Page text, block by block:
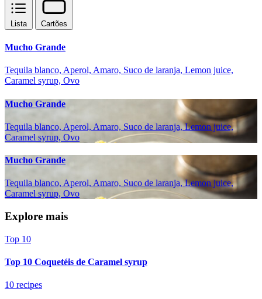
Lista Cartões
Mucho Grande
Tequila blanco, Aperol, Amaro, Suco de laranja, Lemon juice,
Caramel syrup, Ovo
Mucho Grande
Tequila blanco, Aperol, Amaro, Suco de laranja, Lemon juice,
Caramel syrup, Ovo
Mucho Grande
Tequila blanco, Aperol, Amaro, Suco de laranja, Lemon juice,
Caramel syrup, Ovo
Explore mais
Top 10
Top 10 Coquetéis de Caramel syrup
10 recipes